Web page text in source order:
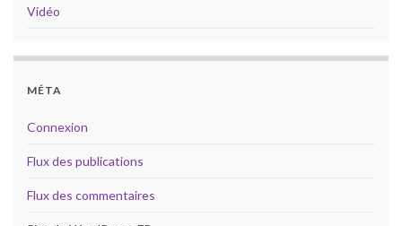
Vidéo
MÉTA
Connexion
Flux des publications
Flux des commentaires